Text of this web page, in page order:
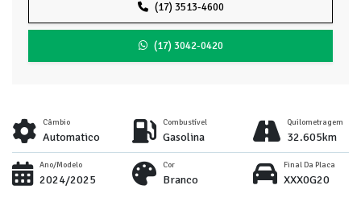
(17) 3513-4600
(17) 3042-0420
Câmbio
Automatico
Combustível
Gasolina
Quilometragem
32.605km
Ano/Modelo
2024/2025
Cor
Branco
Final Da Placa
XXX0G20